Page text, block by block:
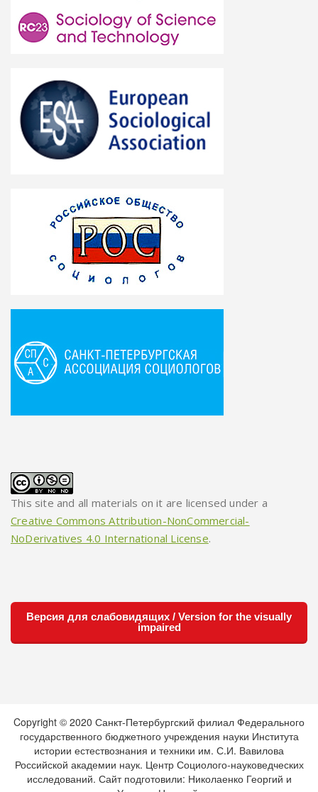
This site and all materials on it are licensed under a
Creative Commons Attribution-NonCommercial-
NoDerivatives 4.0 International License.
Версия для слабовидящих / Version for the visually
impaired
Copyright © 2020 Санкт-Петербургский филиал Федерального
государственного бюджетного учреждения науки Института
истории естествознания и техники им. С.И. Вавилова
Российской академии наук. Центр Социолого-науковедческих
исследований. Сайт подготовили: Николаенко Георгий и